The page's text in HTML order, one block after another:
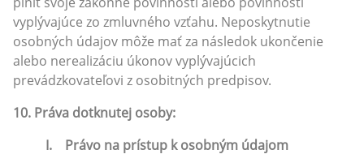
vyplývajúce zo zmluvného vzťahu. Neposkytnutie
osobných údajov môže mať za následok ukončenie
alebo nerealizáciu úkonov vyplývajúcich
prevádzkovateľovi z osobitných predpisov.
10. Práva dotknutej osoby:
I. Právo na prístup k osobným údajom